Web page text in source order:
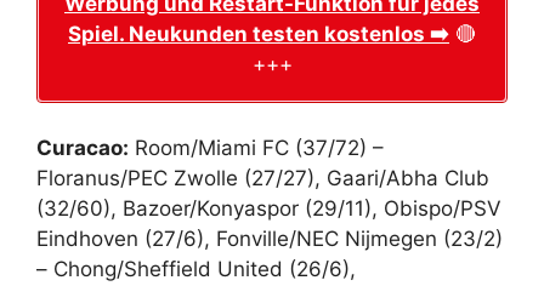
Spiel. Neukunden testen kostenlos ➡️ 🔴
+++
Curacao: Room/Miami FC (37/72) –
Floranus/PEC Zwolle (27/27), Gaari/Abha Club
(32/60), Bazoer/Konyaspor (29/11), Obispo/PSV
Eindhoven (27/6), Fonville/NEC Nijmegen (23/2)
– Chong/Sheffield United (26/6),